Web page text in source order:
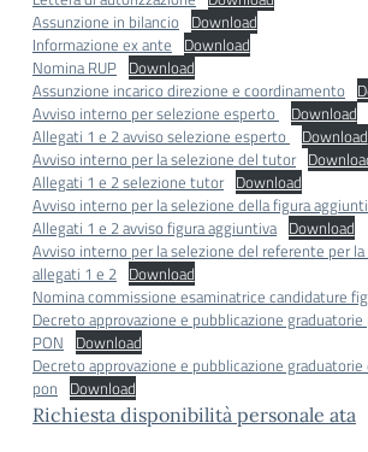
Assunzione in bilancio Download
Informazione ex ante Download
Nomina RUP Download
Assunzione incarico direzione e coordinamento
Avviso interno per selezione esperto
Download
Allegati 1 e 2 avviso selezione esperto
Download
Avviso interno per la selezione del tutor
Allegati 1 e 2 selezione tutor Download
Avviso interno per la selezione della figura
Allegati 1 e 2 avviso figura aggiuntiva Download
Avviso interno per la selezione del referente per
allegati 1 e 2 Download
Nomina commissione esaminatrice candidature
Decreto approvazione e pubblicazione
PON Download
Decreto approvazione e pubblicazione
pon Download
Richiesta disponibilità personale ata